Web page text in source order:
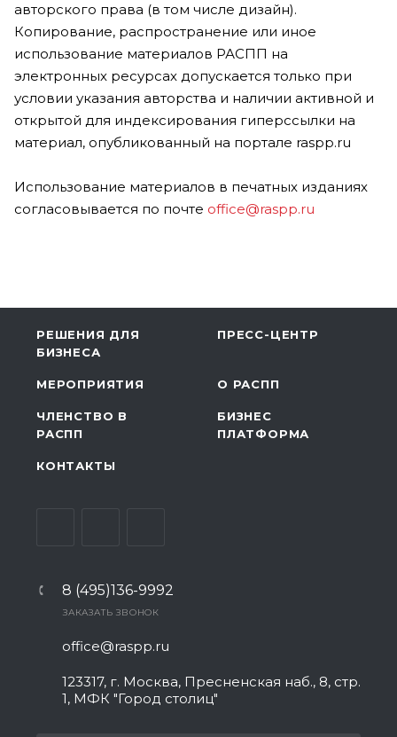
авторского права (в том числе дизайн).
Копирование, распространение или иное
использование материалов РАСПП на
электронных ресурсах допускается только при
условии указания авторства и наличии активной и
открытой для индексирования гиперссылки на
материал, опубликованный на портале raspp.ru
Использование материалов в печатных изданиях
согласовывается по почте office@raspp.ru
РЕШЕНИЯ ДЛЯ
БИЗНЕСА
ПРЕСС-ЦЕНТР
МЕРОПРИЯТИЯ О РАСПП
ЧЛЕНСТВО В
РАСПП
БИЗНЕС
ПЛАТФОРМА
КОНТАКТЫ
8 (495)136-9992
ЗАКАЗАТЬ ЗВОНОК
office@raspp.ru
123317, г. Москва, Пресненская наб., 8, стр.
1, МФК "Город столиц"